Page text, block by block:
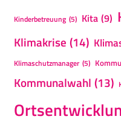
Kinderbetreuung (5) Kita (9)
Klimakrise (14)
Klimaschutzmanager (5)
Kommunalwahl (13)